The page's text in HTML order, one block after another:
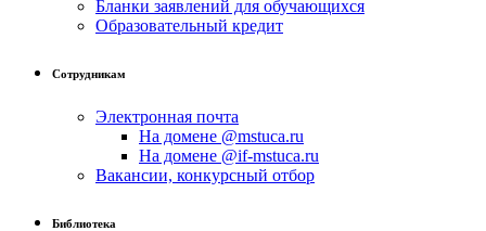
Бланки заявлений для обучающихся
Образовательный кредит
Сотрудникам
Электронная почта
На домене @mstuca.ru
На домене @if-mstuca.ru
Вакансии, конкурсный отбор
Библиотека